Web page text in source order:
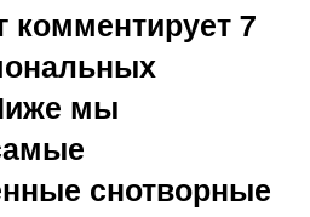
комментирует 7
мы
снотворные